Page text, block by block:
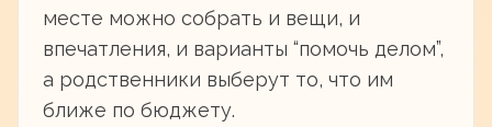
месте можно собрать и вещи, и
впечатления, и варианты “помочь делом”,
а родственники выберут то, что им
ближе по бюджету.